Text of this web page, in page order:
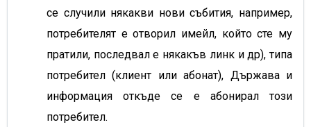
се случили някакви нови събития, например,
потребителят е отворил имейл, който сте му
пратили, последвал е някакъв линк и др), типа
потребител (клиент или абонат), Държава и
информация откъде се е абонирал този
потребител.